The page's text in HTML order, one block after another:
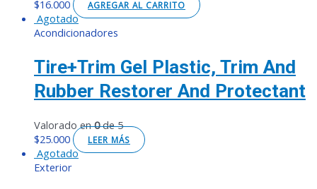
$16.000 AGREGAR AL CARRITO
Agotado
Acondicionadores
Tire+Trim Gel Plastic, Trim And
Rubber Restorer And Protectant
Valorado en0de 5
$25.000 LEER MÁS
Agotado
Exterior